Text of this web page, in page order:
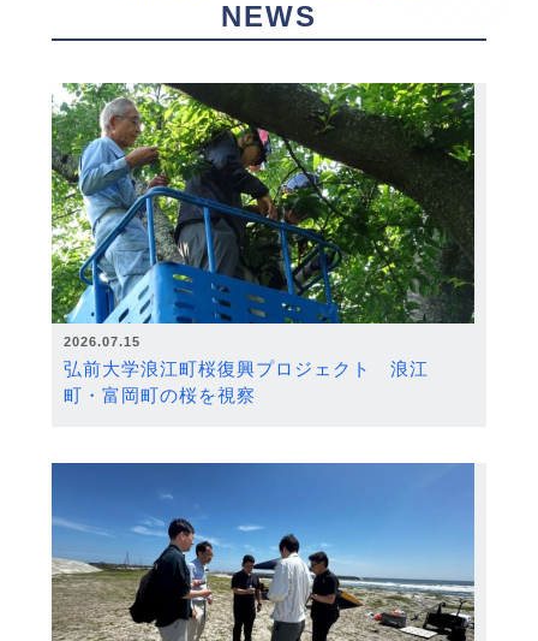
NEWS
2026.07.15
弘前大学浪江町桜復興プロジェクト 浪江
町・富岡町の桜を視察